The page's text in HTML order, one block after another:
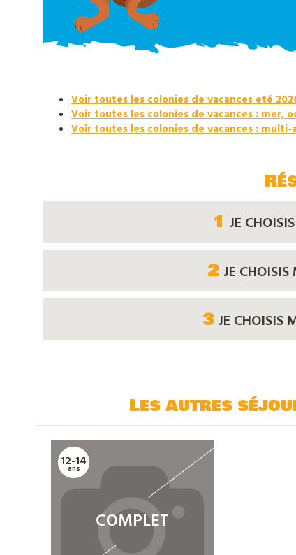
Voir toutes les colonies de vacances eté
Voir toutes les colonies de vacances : mer,
Voir toutes les colonies de vacances :
1 JE
2 JE
3JE CHOISIS
Les autres
COMPLET
12-14
ans